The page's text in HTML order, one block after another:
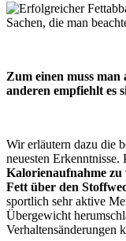
Sachen, die man
Zum einen muss
anderen empfiehlt es
Wir erläutern dazu die
neuesten Erkenntnisse.
Kalorienaufnahme
Fett über den
sportlich sehr aktive
Übergewicht
Verhaltensänderungen